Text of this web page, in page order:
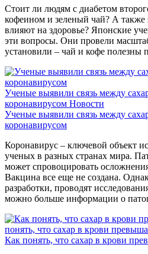
Стоит ли людям с диабетом
кофеином и зеленый чай? А
влияют на здоровье? Японские
эти вопросы. Они провели
установили – чай и кофе полезны
Ученые выявили связь между
коронавирусом Новости
Ученые выявили связь между
коронавирусом
Коронавирус – ключевой объект
ученых в разных странах мира.
может спровоцировать
Вакцина все еще не создана.
разработки, проводят
можно больше информации о
понять, что сахар в крови
Как понять, что сахар в крови